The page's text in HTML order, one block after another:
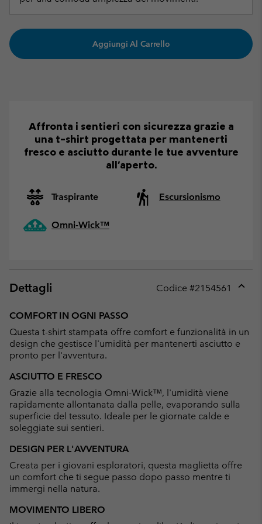
Aggiungi Al Carrello
Affronta i sentieri con sicurezza grazie a
una t-shirt progettata per mantenerti
fresco e asciutto durante le tue avventure
all'aperto.
Traspirante Escursionismo
Omni-Wick™
Dettagli Codice #2154561
COMFORT IN OGNI PASSO
Questa t-shirt stampata offre comfort e funzionalità in un
design che gestisce l'umidità per mantenerti asciutto e
pronto per l'avventura.
ASCIUTTO E FRESCO
Grazie alla tecnologia Omni-Wick™, l'umidità viene
rapidamente allontanata dalla pelle, evaporando sulla
superficie del tessuto. Ideale per le giornate calde e
soleggiate sui sentieri.
DESIGN PER L'AVVENTURA
Creata per i giovani esploratori, questa maglietta offre
un comfort che ti segue passo dopo passo mentre ti
immergi nella natura.
MOVIMENTO LIBERO